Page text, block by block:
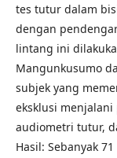
tes tutur dalam
dengan
lintang ini
Mangunkusumo
subjek yang
eksklusi
audiometri tutur,
Hasil: Sebanyak